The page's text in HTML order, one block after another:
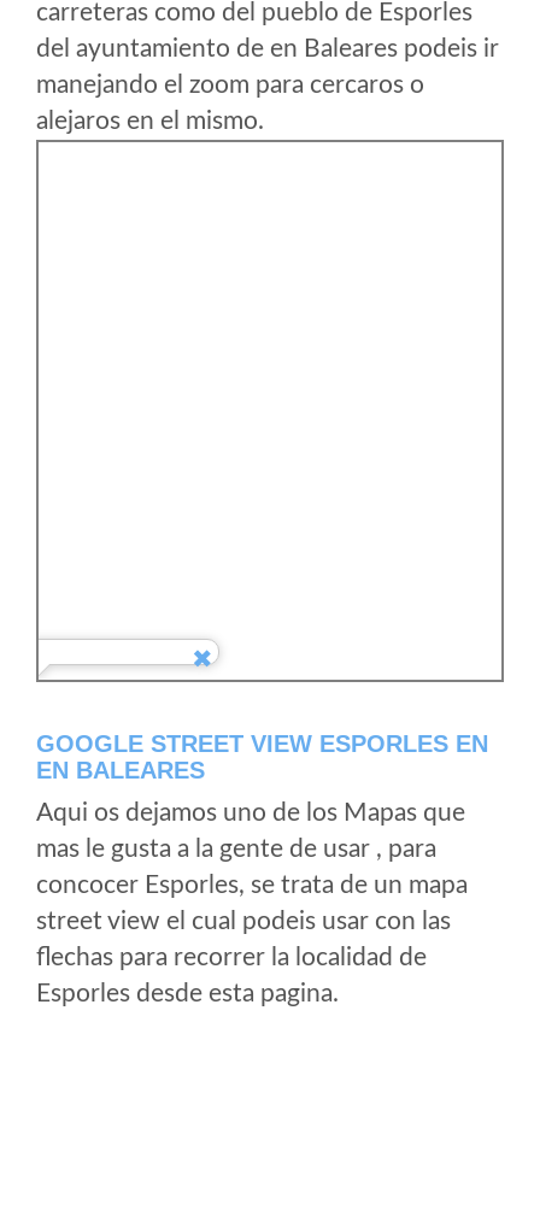
carreteras como del pueblo de Esporles
del ayuntamiento de en Baleares podeis ir
manejando el zoom para cercaros o
alejaros en el mismo.
GOOGLE STREET VIEW ESPORLES EN
EN BALEARES
Aqui os dejamos uno de los Mapas que
mas le gusta a la gente de usar , para
concocer Esporles, se trata de un mapa
street view el cual podeis usar con las
flechas para recorrer la localidad de
Esporles desde esta pagina.